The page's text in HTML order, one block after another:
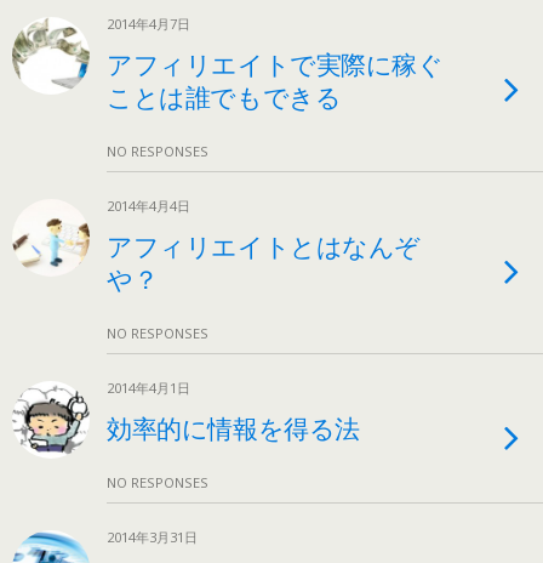
2014年4月7日
アフィリエイトで実際に稼ぐ
ことは誰でもできる
NO RESPONSES
2014年4月4日
アフィリエイトとはなんぞ
や？
NO RESPONSES
2014年4月1日
効率的に情報を得る法
NO RESPONSES
2014年3月31日